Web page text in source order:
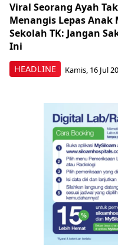
HEADLINE
Viral Seorang Ayah
Menangis Lepas Anak
Sekolah TK: Jangan
Ini
Kamis, 16 Jul